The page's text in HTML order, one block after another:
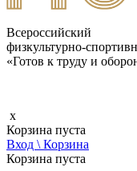
Всероссийский
физкультурно-
«Готов к труду и
x
Корзина пуста
Вход \ Корзина
Корзина пуста